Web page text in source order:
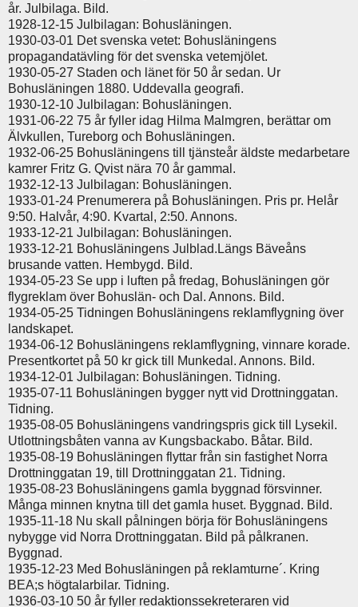
år. Julbilaga. Bild.
1928-12-15 Julbilagan: Bohusläningen.
1930-03-01 Det svenska vetet: Bohusläningens
propagandatävling för det svenska vetemjölet.
1930-05-27 Staden och länet för 50 år sedan. Ur
Bohusläningen 1880. Uddevalla geografi.
1930-12-10 Julbilagan: Bohusläningen.
1931-06-22 75 år fyller idag Hilma Malmgren, berättar om
Älvkullen, Tureborg och Bohusläningen.
1932-06-25 Bohusläningens till tjänsteår äldste medarbetare
kamrer Fritz G. Qvist nära 70 år gammal.
1932-12-13 Julbilagan: Bohusläningen.
1933-01-24 Prenumerera på Bohusläningen. Pris pr. Helår
9:50. Halvår, 4:90. Kvartal, 2:50. Annons.
1933-12-21 Julbilagan: Bohusläningen.
1933-12-21 Bohusläningens Julblad.Längs Bäveåns
brusande vatten. Hembygd. Bild.
1934-05-23 Se upp i luften på fredag, Bohusläningen gör
flygreklam över Bohuslän- och Dal. Annons. Bild.
1934-05-25 Tidningen Bohusläningens reklamflygning över
landskapet.
1934-06-12 Bohusläningens reklamflygning, vinnare korade.
Presentkortet på 50 kr gick till Munkedal. Annons. Bild.
1934-12-01 Julbilagan: Bohusläningen. Tidning.
1935-07-11 Bohusläningen bygger nytt vid Drottninggatan.
Tidning.
1935-08-05 Bohusläningens vandringspris gick till Lysekil.
Utlottningsbåten vanna av Kungsbackabo. Båtar. Bild.
1935-08-19 Bohusläningen flyttar från sin fastighet Norra
Drottninggatan 19, till Drottninggatan 21. Tidning.
1935-08-23 Bohusläningens gamla byggnad försvinner.
Många minnen knytna till det gamla huset. Byggnad. Bild.
1935-11-18 Nu skall pålningen börja för Bohusläningens
nybygge vid Norra Drottninggatan. Bild på pålkranen.
Byggnad.
1935-12-23 Med Bohusläningen på reklamturne´. Kring
BEA;s högtalarbilar. Tidning.
1936-03-10 50 år fyller redaktionssekreteraren vid